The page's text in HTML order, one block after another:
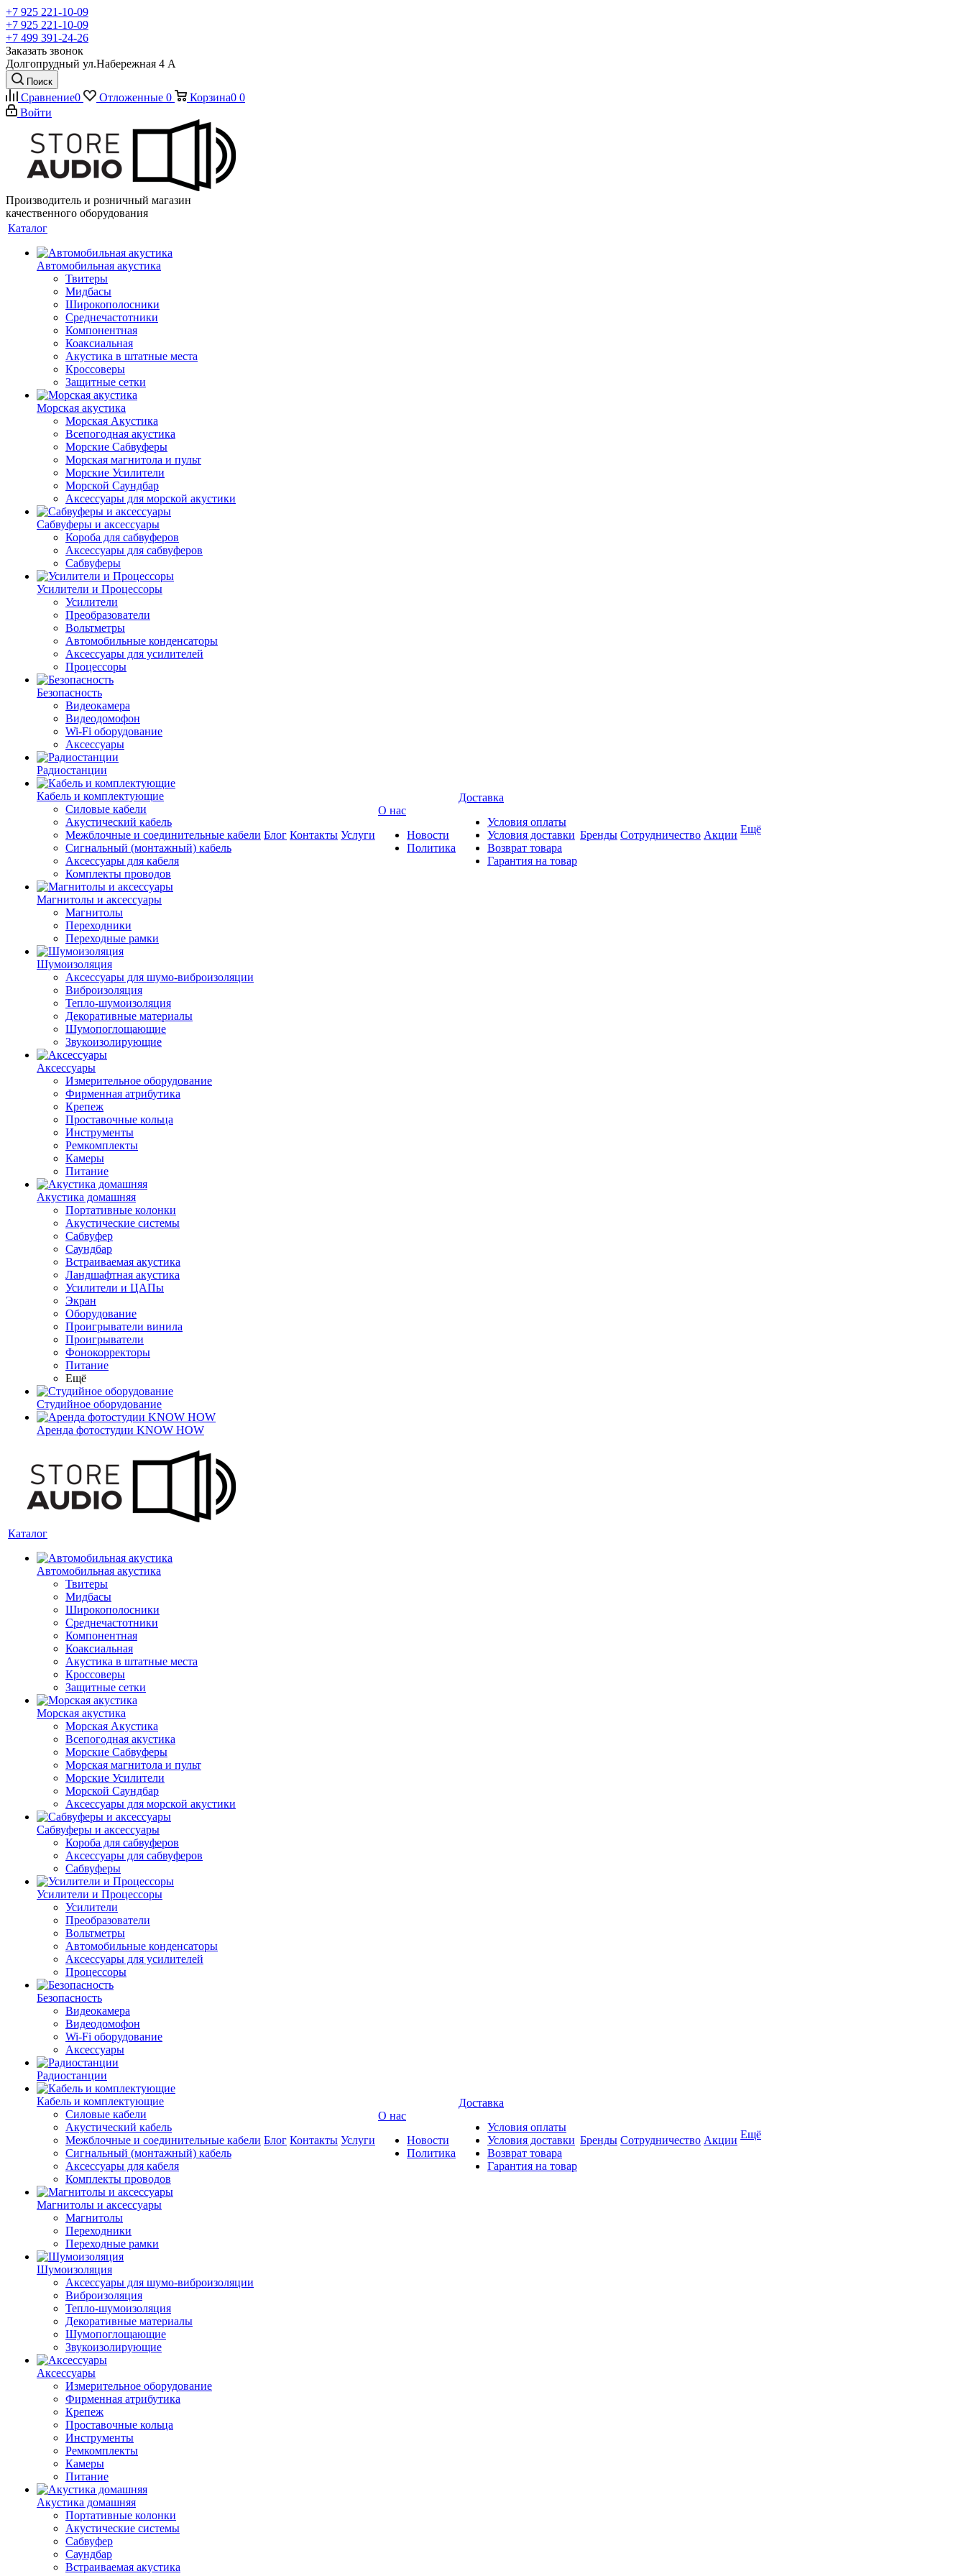
+7 925 221-10-09
+7 925 221-10-09
+7 499 391-24-26
Заказать звонок
Долгопрудный ул.Набережная 4 А
Поиск
Сравнение0 Отложенные 0 Корзина0 0
Войти
Производитель и розничный магазин
качественного оборудования
Каталог
Автомобильная акустика
Твитеры
Мидбасы
Широкополосники
Среднечастотники
Компонентная
Коаксиальная
Акустика в штатные места
Кроссоверы
Защитные сетки
Морская акустика
Морская Акустика
Всепогодная акустика
Морские Сабвуферы
Морская магнитола и пульт
Морские Усилители
Морской Cаундбар
Аксессуары для морской акустики
Сабвуферы и аксессуары
Короба для сабвуферов
Аксессуары для сабвуферов
Сабвуферы
Усилители и Процессоры
Усилители
Преобразователи
Вольтметры
Автомобильные конденсаторы
Аксессуары для усилителей
Процессоры
Безопасность
Видеокамера
Видеодомофон
Wi-Fi оборудование
Аксессуары
Радиостанции
Кабель и комплектующие
Силовые кабели
Акустический кабель
Межблочные и соединительные кабели
Сигнальный (монтажный) кабель
Аксессуары для кабеля
Комплекты проводов
Магнитолы и аксессуары
Магнитолы
Переходники
Переходные рамки
Шумоизоляция
Аксессуары для шумо-виброизоляции
Виброизоляция
Тепло-шумоизоляция
Декоративные материалы
Шумопоглощающие
Звукоизолирующие
Аксессуары
Измерительное оборудование
Фирменная атрибутика
Крепеж
Проставочные кольца
Инструменты
Ремкомплекты
Камеры
Питание
Акустика домашняя
Портативные колонки
Акустические системы
Сабвуфер
Саундбар
Встраиваемая акустика
Ландшафтная акустика
Усилители и ЦАПы
Экран
Оборудование
Проигрыватели винила
Проигрыватели
Фонокорректоры
Питание
Ещё
Студийное оборудование
Аренда фотостудии KNOW HOW
Блог Контакты Услуги
О нас
Новости
Политика
Доставка
Условия оплаты
Условия доставки
Возврат товара
Гарантия на товар
Бренды Сотрудничество Акции Ещё
Каталог
Автомобильная акустика
Твитеры
Мидбасы
Широкополосники
Среднечастотники
Компонентная
Коаксиальная
Акустика в штатные места
Кроссоверы
Защитные сетки
Морская акустика
Морская Акустика
Всепогодная акустика
Морские Сабвуферы
Морская магнитола и пульт
Морские Усилители
Морской Cаундбар
Аксессуары для морской акустики
Сабвуферы и аксессуары
Короба для сабвуферов
Аксессуары для сабвуферов
Сабвуферы
Усилители и Процессоры
Усилители
Преобразователи
Вольтметры
Автомобильные конденсаторы
Аксессуары для усилителей
Процессоры
Безопасность
Видеокамера
Видеодомофон
Wi-Fi оборудование
Аксессуары
Радиостанции
Кабель и комплектующие
Силовые кабели
Акустический кабель
Межблочные и соединительные кабели
Сигнальный (монтажный) кабель
Аксессуары для кабеля
Комплекты проводов
Магнитолы и аксессуары
Магнитолы
Переходники
Переходные рамки
Шумоизоляция
Аксессуары для шумо-виброизоляции
Виброизоляция
Тепло-шумоизоляция
Декоративные материалы
Шумопоглощающие
Звукоизолирующие
Аксессуары
Измерительное оборудование
Фирменная атрибутика
Крепеж
Проставочные кольца
Инструменты
Ремкомплекты
Камеры
Питание
Акустика домашняя
Портативные колонки
Акустические системы
Сабвуфер
Саундбар
Встраиваемая акустика
Блог Контакты Услуги
О нас
Новости
Политика
Доставка
Условия оплаты
Условия доставки
Возврат товара
Гарантия на товар
Бренды Сотрудничество Акции Ещё